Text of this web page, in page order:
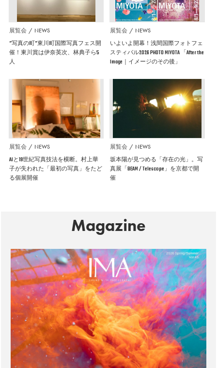
展覧会 NEWS
”写真の町”東川町国際写真フェス開
催！東川賞は伊奈英次、林典子ら5
人
展覧会 NEWS
いよいよ開幕！浅間国際フォトフェ
スティバル2026 PHOTO MIYOTA 「After the
Image｜イメージのその後」
展覧会 NEWS
AIと19世紀写真技法を横断。村上華
子が失われた「最初の写真」をたど
る個展開催
展覧会 NEWS
坂本陽が見つめる「存在の光」。写
真展「BEAM / Telescope」を京都で開
催
Magazine